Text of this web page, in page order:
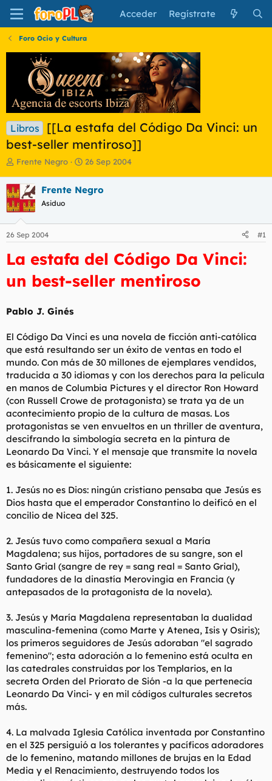
Acceder Regístrate
Foro Ocio y Cultura
Libros
[[La estafa del Código Da Vinci: un
best-seller mentiroso]]
I
i
c
i
a
d
o
d
l
m
Frente Negro
F
h
e
i
i
26 Sep 2004
Frente Negro
Asiduo
26 Sep 2004 #1
La estafa del Código Da Vinci:
un best-seller mentiroso
Pablo J. Ginés
El Código Da Vinci es una novela de ficción anti-católica
que está resultando ser un éxito de ventas en todo el
mundo. Con más de 30 millones de ejemplares vendidos,
traducida a 30 idiomas y con los derechos para la película
en manos de Columbia Pictures y el director Ron Howard
(con Russell Crowe de protagonista) se trata ya de un
acontecimiento propio de la cultura de masas. Los
protagonistas se ven envueltos en un thriller de aventura,
descifrando la simbología secreta en la pintura de
Leonardo Da Vinci. Y el mensaje que transmite la novela
es básicamente el siguiente:
1. Jesús no es Dios: ningún cristiano pensaba que Jesús es
Dios hasta que el emperador Constantino lo deificó en el
concilio de Nicea del 325.
2. Jesús tuvo como compañera sexual a María
Magdalena; sus hijos, portadores de su sangre, son el
Santo Grial (sangre de rey = sang real = Santo Grial),
fundadores de la dinastía Merovingia en Francia (y
antepasados de la protagonista de la novela).
3. Jesús y María Magdalena representaban la dualidad
masculina-femenina (como Marte y Atenea, Isis y Osiris);
los primeros seguidores de Jesús adoraban "el sagrado
femenino"; esta adoración a lo femenino está oculta en
las catedrales construidas por los Templarios, en la
secreta Orden del Priorato de Sión -a la que pertenecía
Leonardo Da Vinci- y en mil códigos culturales secretos
más.
4. La malvada Iglesia Católica inventada por Constantino
en el 325 persiguió a los tolerantes y pacíficos adoradores
de lo femenino, matando millones de brujas en la Edad
Media y el Renacimiento, destruyendo todos los